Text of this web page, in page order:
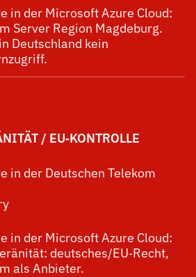
in der Microsoft Azure Cloud:
Server Region Magdeburg.
Deutschland kein
/ EU‑KONTROLLE
in der Deutschen Telekom
in der Microsoft Azure Cloud:
deutsches/EU‑Recht,
als Anbieter.